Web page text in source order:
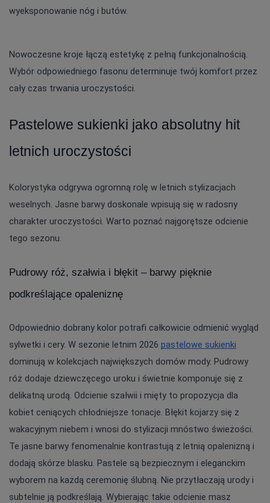
wyeksponowanie nóg i butów.
Nowoczesne kroje łączą estetykę z pełną funkcjonalnością.
Wybór odpowiedniego fasonu determinuje twój komfort przez
cały czas trwania uroczystości.
Pastelowe sukienki jako absolutny hit
letnich uroczystości
Kolorystyka odgrywa ogromną rolę w letnich stylizacjach
weselnych. Jasne barwy doskonale wpisują się w radosny
charakter uroczystości. Warto poznać najgorętsze odcienie
tego sezonu.
Pudrowy róż, szałwia i błękit – barwy pięknie
podkreślające opaleniznę
Odpowiednio dobrany kolor potrafi całkowicie odmienić wygląd
sylwetki i cery. W sezonie letnim 2026 pastelowe sukienki
dominują w kolekcjach największych domów mody. Pudrowy
róż dodaje dziewczęcego uroku i świetnie komponuje się z
delikatną urodą. Odcienie szałwii i mięty to propozycja dla
kobiet ceniących chłodniejsze tonacje. Błękit kojarzy się z
wakacyjnym niebem i wnosi do stylizacji mnóstwo świeżości.
Te jasne barwy fenomenalnie kontrastują z letnią opalenizną i
dodają skórze blasku. Pastele są bezpiecznym i eleganckim
wyborem na każdą ceremonię ślubną. Nie przytłaczają urody i
subtelnie ją podkreślają. Wybierając takie odcienie masz